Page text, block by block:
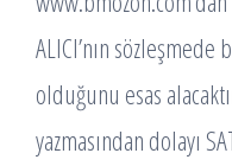
ALICI’nın
olduğunu esas
yazmasından dolayı